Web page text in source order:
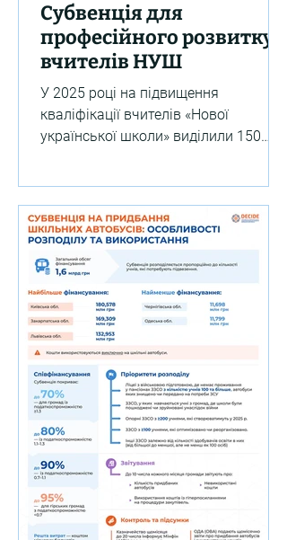
Субвенція для
професійного розвитку
вчителів НУШ
У 2025 році на підвищення
кваліфікації вчителів «Нової
української школи» виділили 150